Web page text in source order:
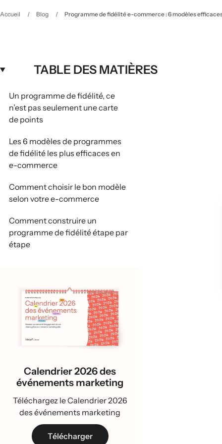
Accueil / Blog / Programme de fidélité e-commerce : 6 modèles
TABLE DES MATIÈRES
Un programme de fidélité, ce
n’est pas seulement une carte
de points
Les 6 modèles de programmes
de fidélité les plus efficaces en
e-commerce
Comment choisir le bon modèle
selon votre e-commerce
Comment construire un
programme de fidélité étape par
étape
de fidélité
5 exemples de programmes de
fidélité français à analyser
RGPD et données clients : ce
Comment mesurer la
performance d’un programme
de fidélité
Passer d’un programme «
cosmétique » à une vraie
Calendrier 2026 des
événements marketing
Téléchargez le Calendrier 2026
des événements marketing
Télécharger